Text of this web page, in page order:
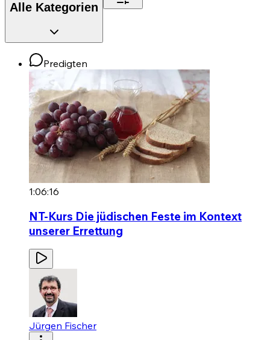
Alle Kategorien
Predigten
1:06:16
NT-Kurs Die jüdischen Feste im Kontext
unserer Errettung
Jürgen Fischer